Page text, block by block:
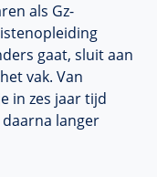
als Gz-
gaat, sluit aan
vak. Van
in zes jaar tijd
langer